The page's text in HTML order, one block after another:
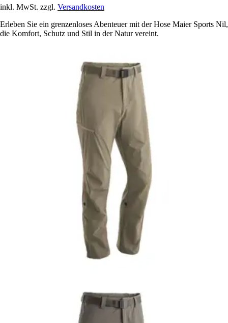
inkl. MwSt. zzgl. Versandkosten
Erleben Sie ein grenzenloses Abenteuer mit der Hose Maier Sports Nil,
die Komfort, Schutz und Stil in der Natur vereint.